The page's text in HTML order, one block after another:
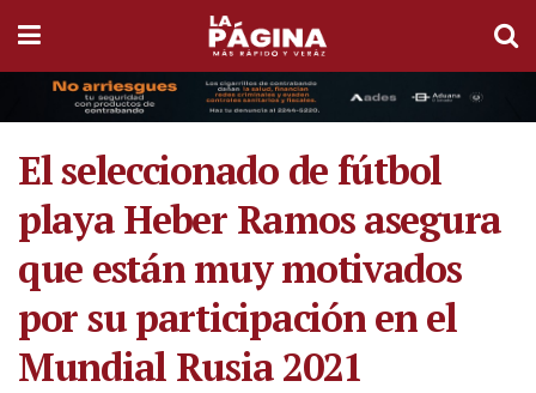
El seleccionado de fútbol
playa Heber Ramos asegura
que están muy motivados
por su participación en el
Mundial Rusia 2021